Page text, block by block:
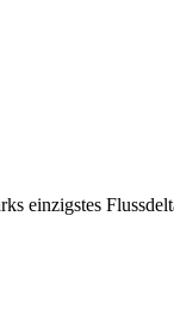
einzigstes